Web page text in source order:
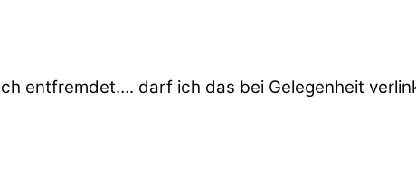
entfremdet…. darf ich das bei Gelegenheit